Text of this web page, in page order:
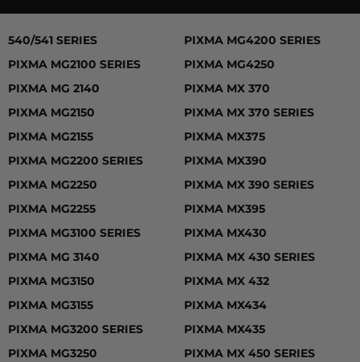
540/541 SERIES, PIXMA MG2100 SERIES, PIXMA MG
540/541 SERIES
PIXMA MG2100 SERIES
PIXMA MG 2140
PIXMA MG2150
PIXMA MG2155
PIXMA MG2200 SERIES
PIXMA MG2250
PIXMA MG2255
PIXMA MG3100 SERIES
PIXMA MG 3140
PIXMA MG3150
PIXMA MG3155
PIXMA MG3200 SERIES
PIXMA MG3250
PIXMA MG4200 SERIES
PIXMA MG4250
PIXMA MX 370
PIXMA MX 370 SERIES
PIXMA MX375
PIXMA MX390
PIXMA MX 390 SERIES
PIXMA MX395
PIXMA MX430
PIXMA MX 430 SERIES
PIXMA MX 432
PIXMA MX434
PIXMA MX435
PIXMA MX 450 SERIES